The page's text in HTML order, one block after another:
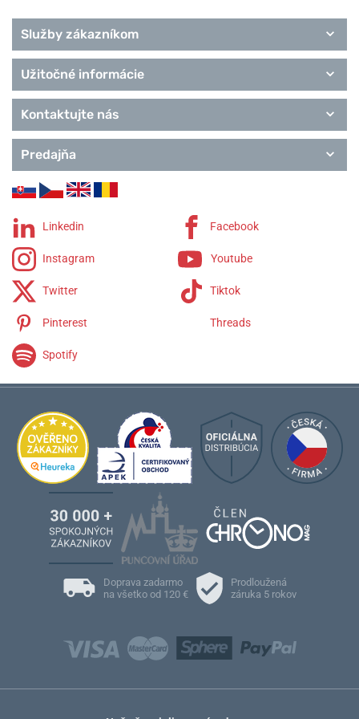
Služby zákazníkom
Užitočné informácie
Kontaktujte nás
Predajňa
Linkedin Facebook
Instagram Youtube
Twitter Tiktok
Pinterest Threads
Spotify
Doprava zadarmo
na všetko od 120 €
Prodloužená
záruka 5 rokov